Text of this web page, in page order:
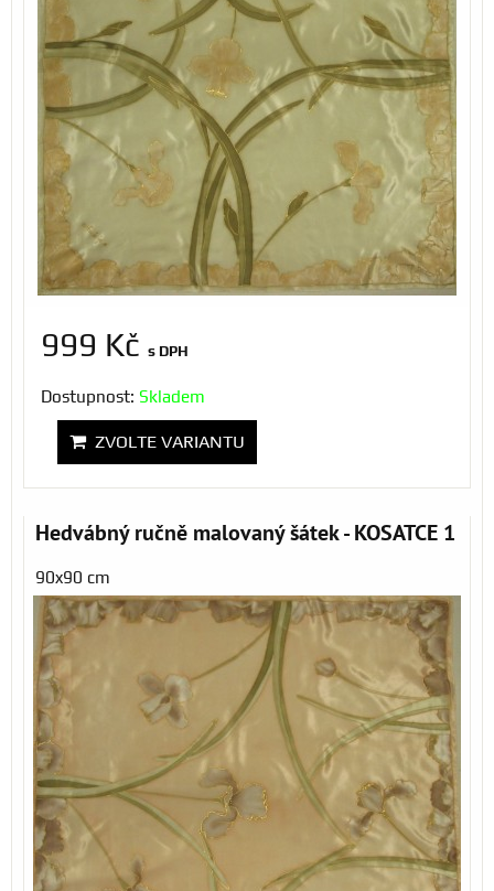
999 Kč s DPH
Dostupnost: Skladem
ZVOLTE VARIANTU
Hedvábný ručně malovaný šátek - KOSATCE 1
90x90 cm